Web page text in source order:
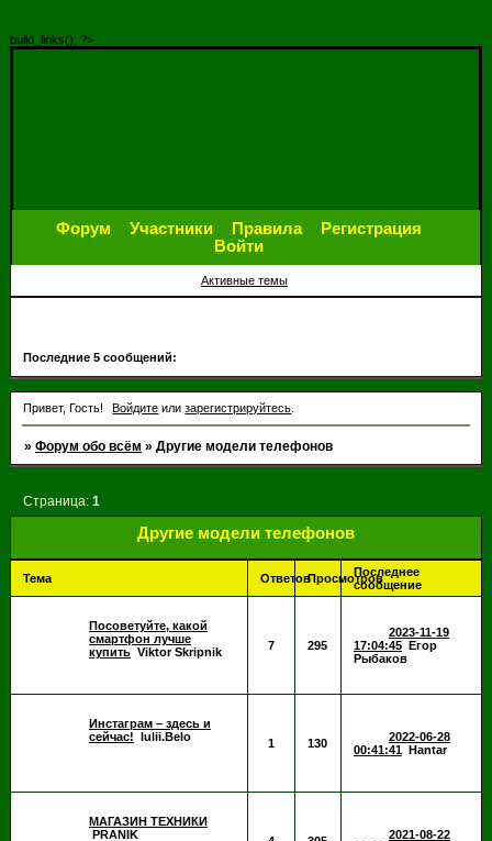
build_links(); ?>
Форум Участники Правила
Регистрация
Войти
Активные темы
Последние 5 сообщений:
Привет, Гость! Войдите илизарегистрируйтесь.
»Форум обо всём »Другие модели телефонов
Другие модели телефонов
Страница:1
Тема ОтветовПросмотровПоследнее
сообщение
Посоветуйте, какой
смартфон лучше
купить Viktor Skripnik 7 295
2023-11-19
17:04:45
Егор
Рыбаков
Инстаграм – здесь и
сейчас!
Iulii.Belo 1 130
2022-06-28
00:41:41
Hantar
МАГАЗИН ТЕХНИКИ
PRANIK
2021-08-22